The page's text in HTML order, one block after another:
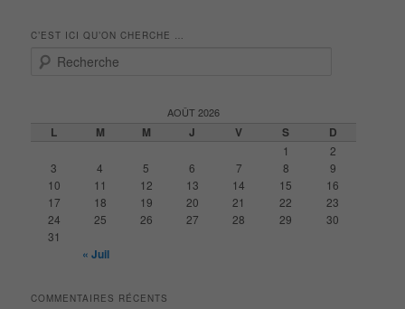
C’EST ICI QU’ON CHERCHE …
AOÛT 2026
L M M J V S D
1
2
3
4 5 6 7 8
9
10
11 12 13 14 15
16
17
18 19 20 21 22
23
24
25 26 27 28 29
30
31
« Juil
COMMENTAIRES RÉCENTS